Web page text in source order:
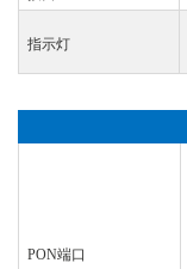
指示灯
PON端口